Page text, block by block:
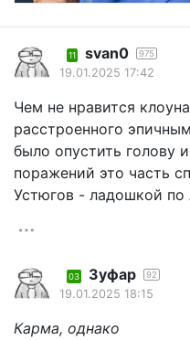
11 svan0 975
19.01.2025 17:42
Чем не нравится
расстроенного
было опустить голову
поражений это часть
Устюгов - ладошкой по
03 Зуфар 92
19.01.2025 18:15
Карма, однако